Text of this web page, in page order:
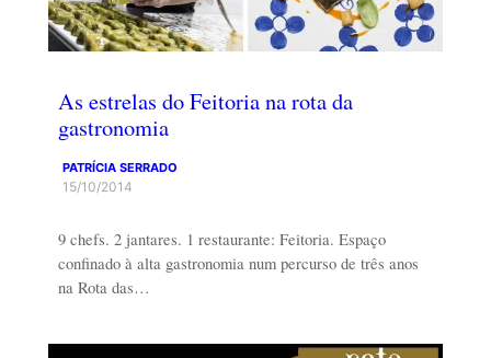
As estrelas do Feitoria na rota da
gastronomia
PATRÍCIA SERRADO
15/10/2014
9 chefs. 2 jantares. 1 restaurante: Feitoria. Espaço
confinado à alta gastronomia num percurso de três anos
na Rota das…